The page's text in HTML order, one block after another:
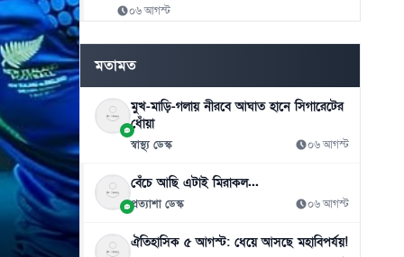
০৬ আগস্ট
রুশ বাহিনীর রাতভর ড্রোন-ক্ষেপণাস্ত্র হামলায়
কিয়েভে নিহত ১৭
০৬ আগস্ট
৮
ইয়েমেনে সামরিক শিবিরে ভয়াবহ হামলা, নিহত
৩০
৯ থাইল্যান্ড সফরে মিয়ানমারের মিন অং হ্লাইং
মতামত
মুখ-মাড়ি-গলায় নীরবে আঘাত হানে সিগারেটের
ধোঁয়া
স্বাস্থ্য ডেস্ক ০৬ আগস্ট
বেঁচে আছি এটাই মিরাকল...
প্রত্যাশা ডেস্ক ০৬ আগস্ট
ঐতিহাসিক ৫ আগস্ট: ধেয়ে আসছে মহাবিপর্যয়!